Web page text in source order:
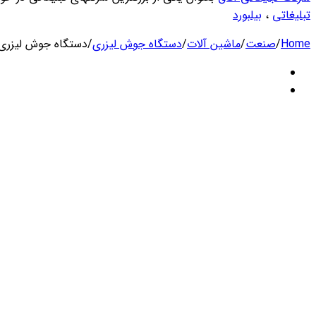
تبلیغاتی ، بیلبورد
Home
/صنعت/ماشین آلات/دستگاه جوش لیزری/دستگاه جوش